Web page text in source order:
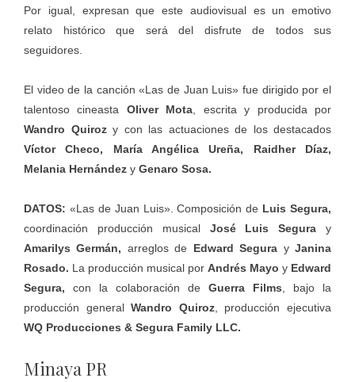
Por igual, expresan que este audiovisual es un emotivo
relato histórico que será del disfrute de todos sus
seguidores.
El video de la canción «Las de Juan Luis» fue dirigido por el
talentoso cineasta Oliver Mota , escrita y producida por
Wandro Quirozy con las actuaciones de los destacados
Víctor Checo, María Angélica Ureña, Raidher Díaz,
Melania Hernández y Genaro Sosa.
DATOS: «Las de Juan Luis». Composición de Luis Segura,
coordinación producción musical José Luis Segura y
Amarilys Germán, arreglos de Edward Segura yJanina
Rosado. La producción musical por Andrés Mayo y Edward
Segura, con la colaboración de Guerra Films , bajo la
producción generalWandro Quiroz, producción ejecutiva
WQ Producciones & Segura Family LLC.
Minaya PR